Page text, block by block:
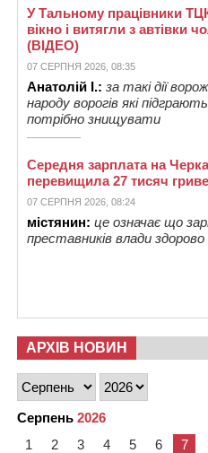
У Тальному працівники
вікно і витягли з автівки
(ВІДЕО)
07 СЕРПНЯ 2026, 08:35
Анатолій І.: за такі дії
народу ворогів які
потрібно знищувати
Середня зарплата на
перевищила 27 тисяч
07 СЕРПНЯ 2026, 08:24
містянин: це означає що
преставників влади
АРХІВ НОВИН
Серпень 2026
1
2 3 4 5 6 7